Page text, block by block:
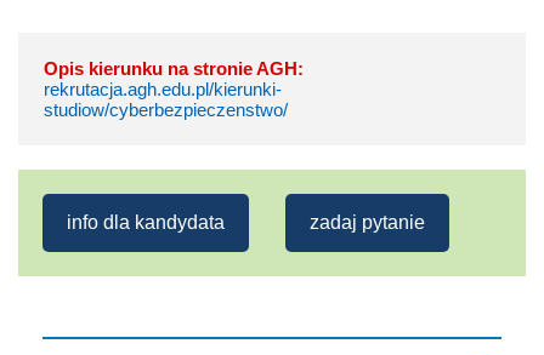
Opis kierunku na stronie AGH:
rekrutacja.agh.edu.pl/kierunki-
studiow/cyberbezpieczenstwo/
info dla kandydata zadaj pytanie